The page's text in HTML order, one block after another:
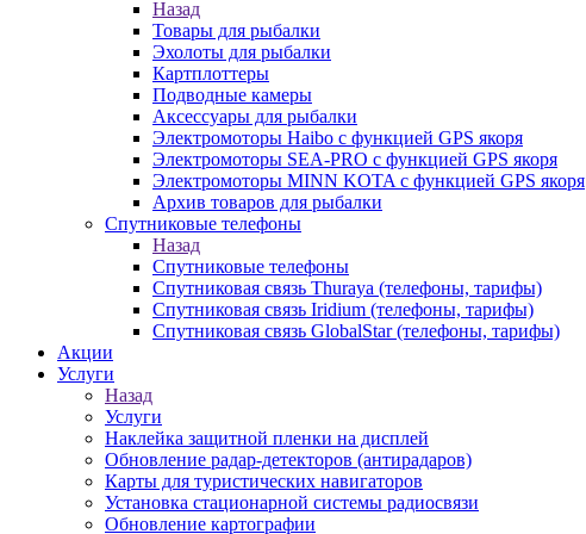
Назад
Товары для рыбалки
Эхолоты для рыбалки
Картплоттеры
Подводные камеры
Аксессуары для рыбалки
Электромоторы Haibo с функцией GPS якоря
Электромоторы SEA-PRO с функцией GPS якоря
Электромоторы MINN KOTA с функцией GPS якоря
Архив товаров для рыбалки
Спутниковые телефоны
Назад
Спутниковые телефоны
Спутниковая связь Thuraya (телефоны, тарифы)
Спутниковая связь Iridium (телефоны, тарифы)
Спутниковая связь GlobalStar (телефоны, тарифы)
Акции
Услуги
Назад
Услуги
Наклейка защитной пленки на дисплей
Обновление радар-детекторов (антирадаров)
Карты для туристических навигаторов
Установка стационарной системы радиосвязи
Обновление картографии